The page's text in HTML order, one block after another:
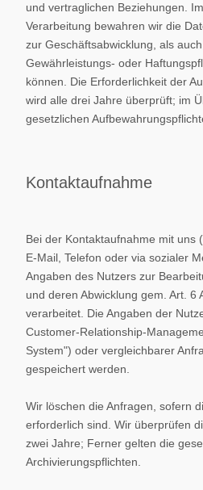
und vertraglichen Beziehungen.
Verarbeitung bewahren wir die
zur Geschäftsabwicklung, als
Gewährleistungs- oder
können. Die Erforderlichkeit der
wird alle drei Jahre überprüft; im
gesetzlichen
Kontaktaufnahme
Bei der Kontaktaufnahme mit uns
E-Mail, Telefon oder via sozialer
Angaben des Nutzers zur
und deren Abwicklung gem. Art. 6
verarbeitet. Die Angaben der
Customer-Relationship-
System") oder vergleichbarer
gespeichert werden.
Wir löschen die Anfragen, sofern
erforderlich sind. Wir überprüfen
zwei Jahre; Ferner gelten die
Archivierungspflichten.